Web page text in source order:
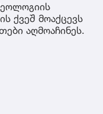
ქვეშ მოაქცევს
აღმოაჩინეს.